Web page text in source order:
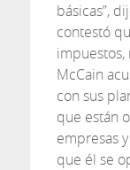
básicas”,
contestó
impuestos,
McCain
con sus
que están
empresas
que él se